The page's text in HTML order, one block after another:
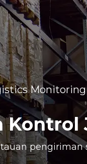
Monitoring
pengiriman